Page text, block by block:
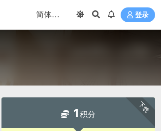
登录
下载
1积分